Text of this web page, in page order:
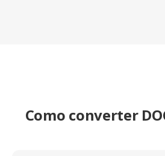
Como converter